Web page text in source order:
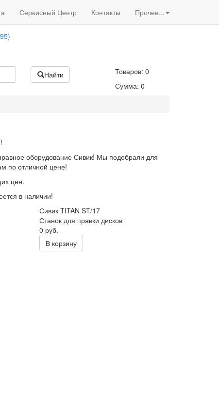
Сервисный Центр Контакты Прочее...
Акции нашего магазина
Найти Товаров:0
Сумма:0
оборудование Сивик! Мы подобрали для
по отличной цене!
цен.
в наличии!
Сивик TITAN ST/17
Станок для правки дисков
0 руб.
В корзину